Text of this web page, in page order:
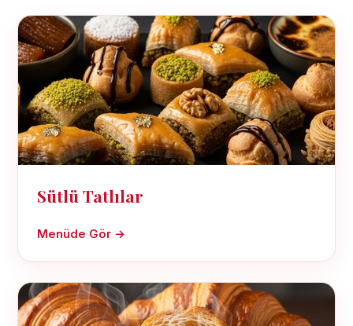
Sütlü Tatlılar
Menüde Gör →